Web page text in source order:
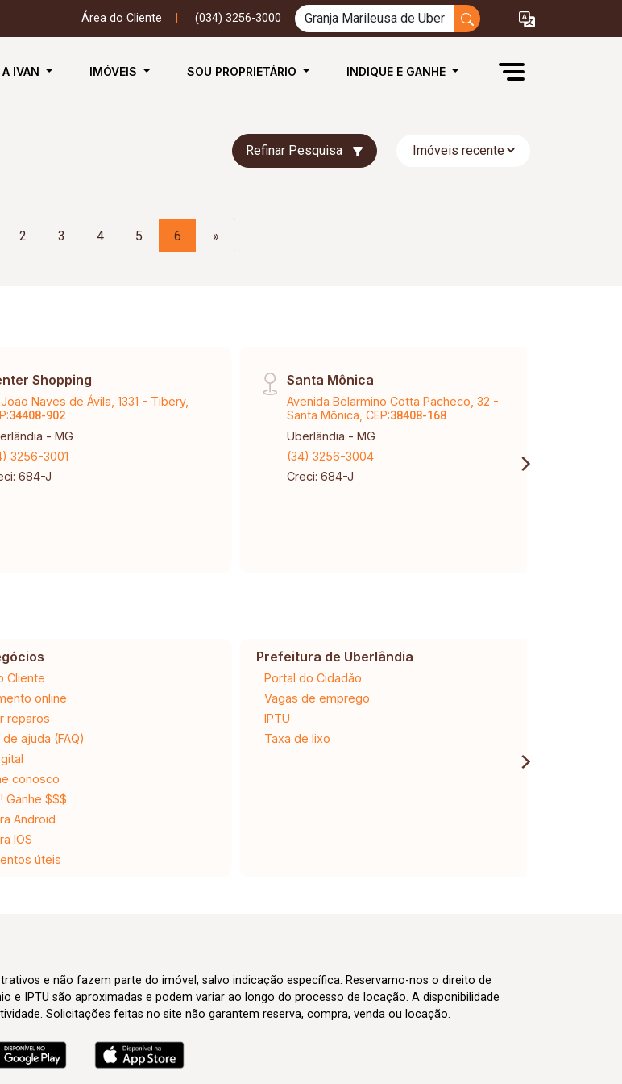
Área do Cliente (034) 3256-3000
A IVAN IMÓVEIS SOU PROPRIETÁRIO INDIQUE E GANHE
Refinar Pesquisa
2 3 4 5 6 »
Shopping
Naves de Ávila, 1331 - Tibery,
34408-902
- MG
3256-3001
684-J
Santa Mônica
Avenida Belarmino Cotta Pacheco, 32 -
Santa Mônica, CEP:38408-168
Uberlândia - MG
(34) 3256-3004
Creci: 684-J
Cliente
online
reparos
ajuda (FAQ)
conosco
Ganhe $$$
Android
IOS
úteis
Prefeitura de Uberlândia
Portal do Cidadão
Vagas de emprego
IPTU
Taxa de lixo
e não fazem parte do imóvel, salvo indicação específica. Reservamo-nos o direito de
e IPTU são aproximadas e podem variar ao longo do processo de locação. A disponibilidade
Solicitações feitas no site não garantem reserva, compra, venda ou locação.